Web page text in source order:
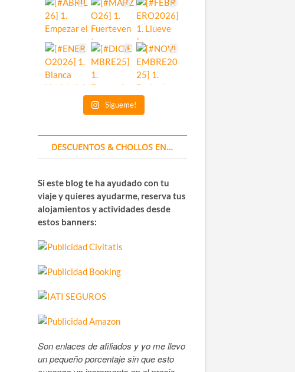
Sígueme!
DESCUENTOS & CHOLLOS EN…
Si este blog te ha ayudado con tu
viaje y quieres ayudarme, reserva tus
alojamientos y actividades desde
estos banners:
Son enlaces de afiliados y yo me llevo
un pequeño porcentaje sin que esto